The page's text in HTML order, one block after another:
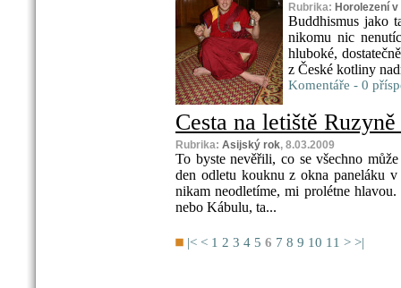
Rubrika: Horolezení
Buddhismus jako
nikomu nic
hluboké,
z České kotliny
Komentáře - 0
Cesta na letiště
Rubrika: Asijský rok, 8.03.2009
To byste nevěřili, co se všechno
den odletu kouknu z okna paneláku
nikam neodletíme, mi prolétne
nebo Kábulu, ta...
|< < 1 2 3 4 5 6 7 8 9 10 11 > >|